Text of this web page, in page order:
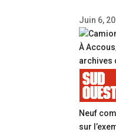
Juin 6,
À
archives
Neuf
sur